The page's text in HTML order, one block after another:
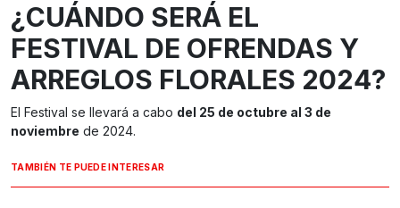
¿CUÁNDO SERÁ EL
FESTIVAL DE OFRENDAS Y
ARREGLOS FLORALES 2024?
El Festival se llevará a cabo del 25 de octubre al 3 de
noviembre de 2024.
TAMBIÉN TE PUEDE INTERESAR